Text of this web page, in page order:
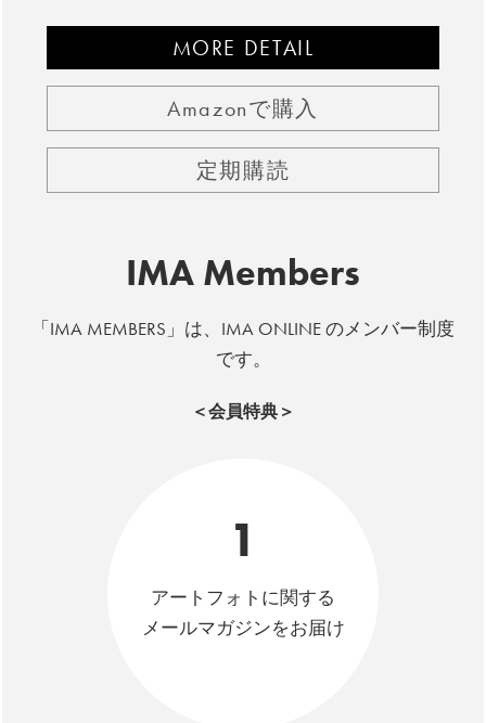
MORE DETAIL
Amazonで購入
定期購読
IMA Members
「IMA MEMBERS」は、IMA ONLINE のメンバー制度
です。
＜会員特典＞
1
アートフォトに関する
メールマガジンをお届け